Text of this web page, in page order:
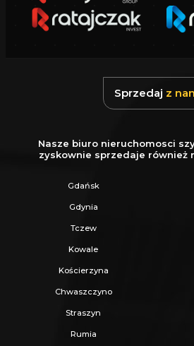
Jeżeli zainteresowało Cię
- Zadzwoń pod wskazany nr
- Umów się na Prezentację,
- Zaproponuj Swoją cenę
nieruchomości.
Gwarantujemy bezpieczny
Oferujemy skuteczną i
uzyskaniu kredytu.
Zapewniamy fachowe
pod inwestycję.
Wszystkie nasze transakcje
Sprzedaj z
Nasze biuro nieruchomosci
zyskownie sprzedaje również
Gdańsk
Gdynia
Tczew
Kowale
Kościerzyna
Chwaszczyno
Straszyn
Rumia